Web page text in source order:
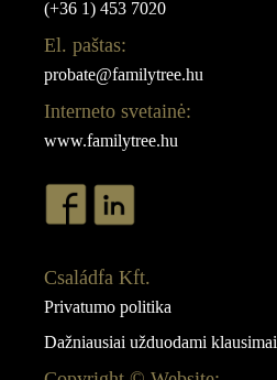
(+36 1) 453 7020
El. paštas:
probate@familytree.hu
Interneto svetainė:
www.familytree.hu
Családfa Kft.
Privatumo politika
Dažniausiai užduodami klausimai